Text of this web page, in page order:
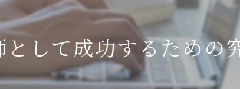
パーマ
カット
ダメー
して成功するための